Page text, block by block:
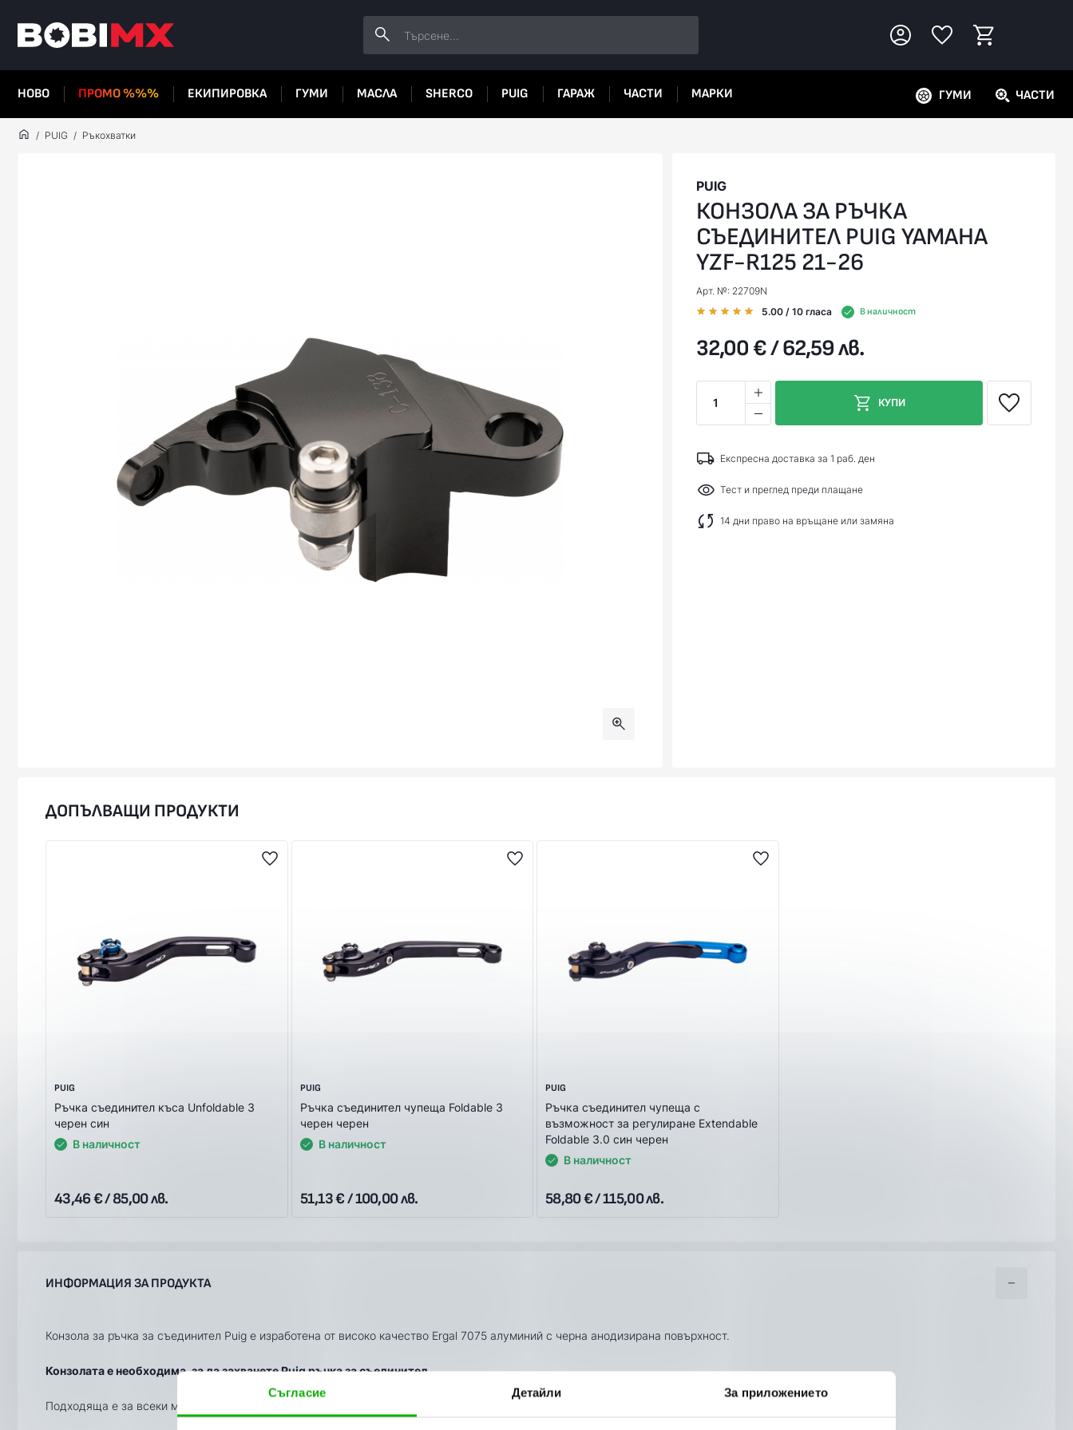
Съгласие Детайли За приложението
НОВО ПРОМО %%% ЕКИПИРОВКА ГУМИ МАСЛА SHERCO PUIG ГАРАЖ ЧАСТИ МАРКИ ГУМИ ЧАСТИ
PUIG Ръкохватки
PUIG
КОНЗОЛА ЗА РЪЧКА
СЪЕДИНИТЕЛ PUIG YAMAHA
YZF-R125 21-26
Арт. №: 22709N
5.00 / 10 гласа В наличност
32,00 € / 62,59 лв.
1 КУПИ
Експресна доставка за 1 раб. ден
Тест и преглед преди плащане
14 дни право на връщане или замяна
ДОПЪЛВАЩИ ПРОДУКТИ
PUIG
Ръчка съединител къса Unfoldable 3
черен син
В наличност
43,46 € / 85,00 лв.
PUIG
Ръчка съединител чупеща Foldable 3
черен черен
В наличност
51,13 € / 100,00 лв.
PUIG
Ръчка съединител чупеща с
възможност за регулиране Extendable
Foldable 3.0 син черен
В наличност
58,80 € / 115,00 лв.
ИНФОРМАЦИЯ ЗА ПРОДУКТА
Конзола за ръчка за съединител Puig е изработена от високо качество Ergal 7075 алуминий с черна анодизирана повърхност.
Конзолата е необходима, за да захванете Puig ръчка за съединител.
Подходяща е за всеки модел ръчка Puig.